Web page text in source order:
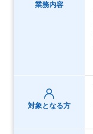
業務内容
対象となる方